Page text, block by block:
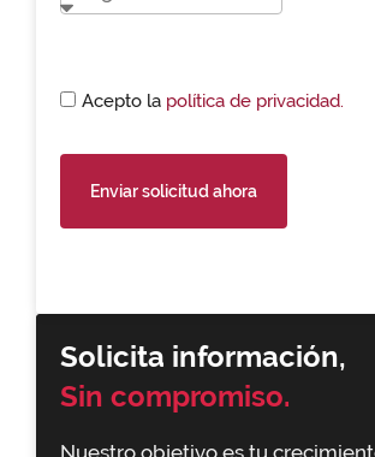
Solicita información,
Sin compromiso.
Nuestro objetivo es tu
Acepto la política de privacidad.
Enviar solicitud ahora